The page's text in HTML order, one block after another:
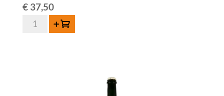
€37,50
quantité
Ajouter au panier